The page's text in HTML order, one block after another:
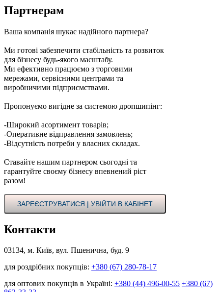
Партнерам
Ваша компанія шукає надійного партнера?
Ми готові забезпечити стабільність та розвиток
для бізнесу будь-якого масштабу.
Ми ефективно працюємо з торговими
мережами, сервісними центрами та
виробничими підприємствами.
Пропонуємо вигідне за системою дропшипінг:
-Широкий асортимент товарів;
-Оперативне відправлення замовлень;
-Відсутність потреби у власних складах.
Ставайте нашим партнером сьогодні та
гарантуйте своєму бізнесу впевнений ріст
разом!
ЗАРЕЄСТРУВАТИСЯ | УВІЙТИ В КАБІНЕТ
Контакти
03134, м. Київ, вул. Пшенична, буд. 9
для роздрібних покупців: +380 (67) 280-78-17
для оптових покупців в Україні: +380 (44) 496-00-55 +380 (67)